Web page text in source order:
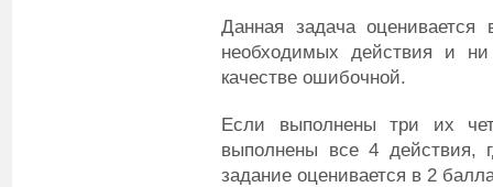
Данная задача
необходимых действия и
качестве ошибочной.
Если выполнены три их
выполнены все 4 действия,
задание оценивается в 2